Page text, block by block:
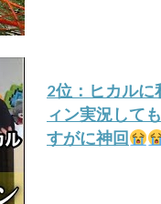
2位：ヒカルに
ィン実況して
すがに神回